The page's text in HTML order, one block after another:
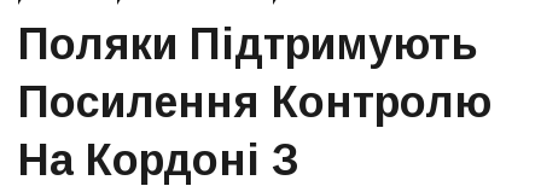
Поляки Підтримують
Посилення Контролю
На Кордоні З